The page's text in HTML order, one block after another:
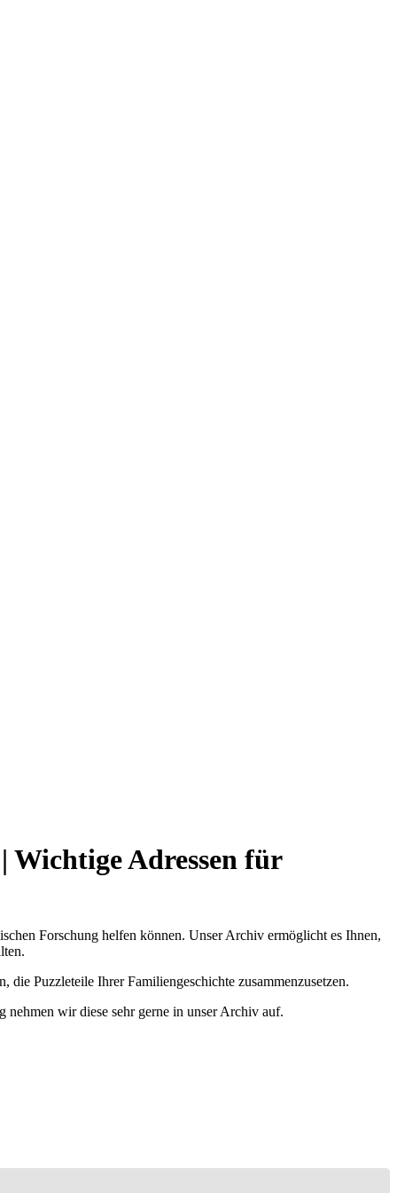
Wichtige Adressen für
Forschung helfen können. Unser Archiv ermöglicht es Ihnen,
Puzzleteile Ihrer Familiengeschichte zusammenzusetzen.
nehmen wir diese sehr gerne in unser Archiv auf.